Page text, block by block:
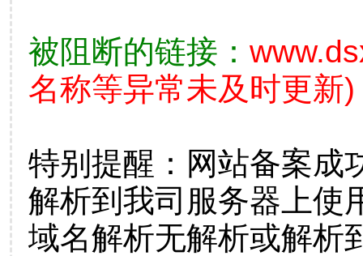
被阻断的链接：
名称等异常未及时更新)
特别提醒：网站备案成
解析到我司服务器上使
域名解析无解析或解析